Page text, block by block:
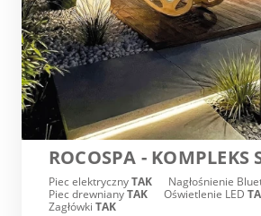
ROCOSPA - KOMPLEKS
Piec elektrycznyTAK Nagłośnienie
Piec drewnianyTAK Oświetlenie LED
Zagłówki TAK